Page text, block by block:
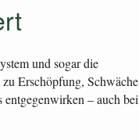
und sogar die
Erschöpfung, Schwäche
– auch bei